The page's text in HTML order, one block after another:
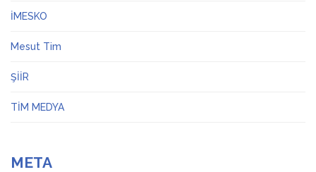
İMESKO
Mesut Tim
ŞİİR
TİM MEDYA
META